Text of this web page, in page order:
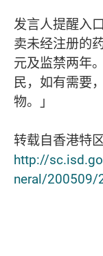
发言人提醒入
卖未经注册的
元及监禁两年
民，如有需要
物。」
转载自香港特
http://
neral/200509/